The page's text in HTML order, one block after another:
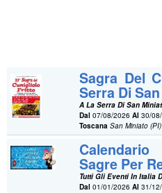
Sagra Del
Serra Di
A La Serra Di San
Dal 07/08/2026Al 30/
Toscana San Miniato (PI)
Sagre Per
Tutti Gli Eventi In Italia
Dal 01/01/2026Al 31/